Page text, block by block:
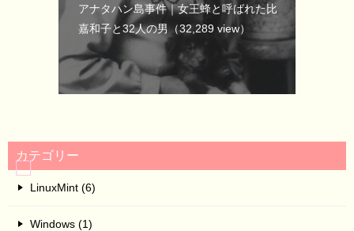
アナタハン島事件｜女王蜂と呼ばれた比
嘉和子と32人の男（32,289 view）
カテゴリー
LinuxMint (6)
Windows (1)